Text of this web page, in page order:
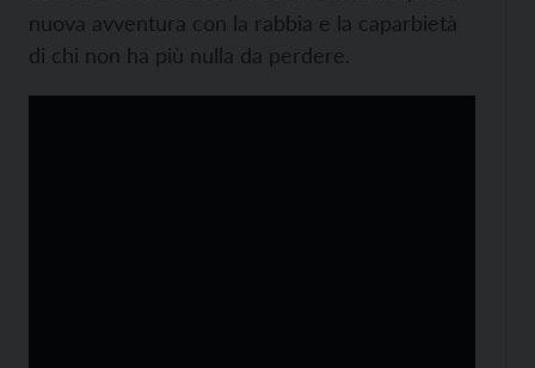
nuova avventura con la rabbia e la caparbietà
di chi non ha più nulla da perdere.